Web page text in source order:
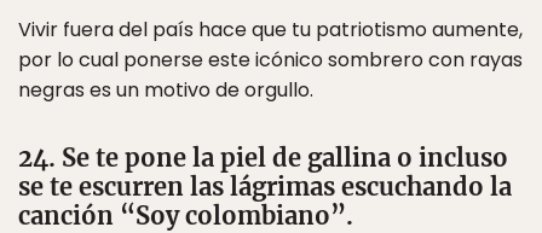
Vivir fuera del país hace que tu patriotismo aumente,
por lo cual ponerse este icónico sombrero con rayas
negras es un motivo de orgullo.
24. Se te pone la piel de gallina o incluso
se te escurren las lágrimas escuchando la
canción “Soy colombiano”.